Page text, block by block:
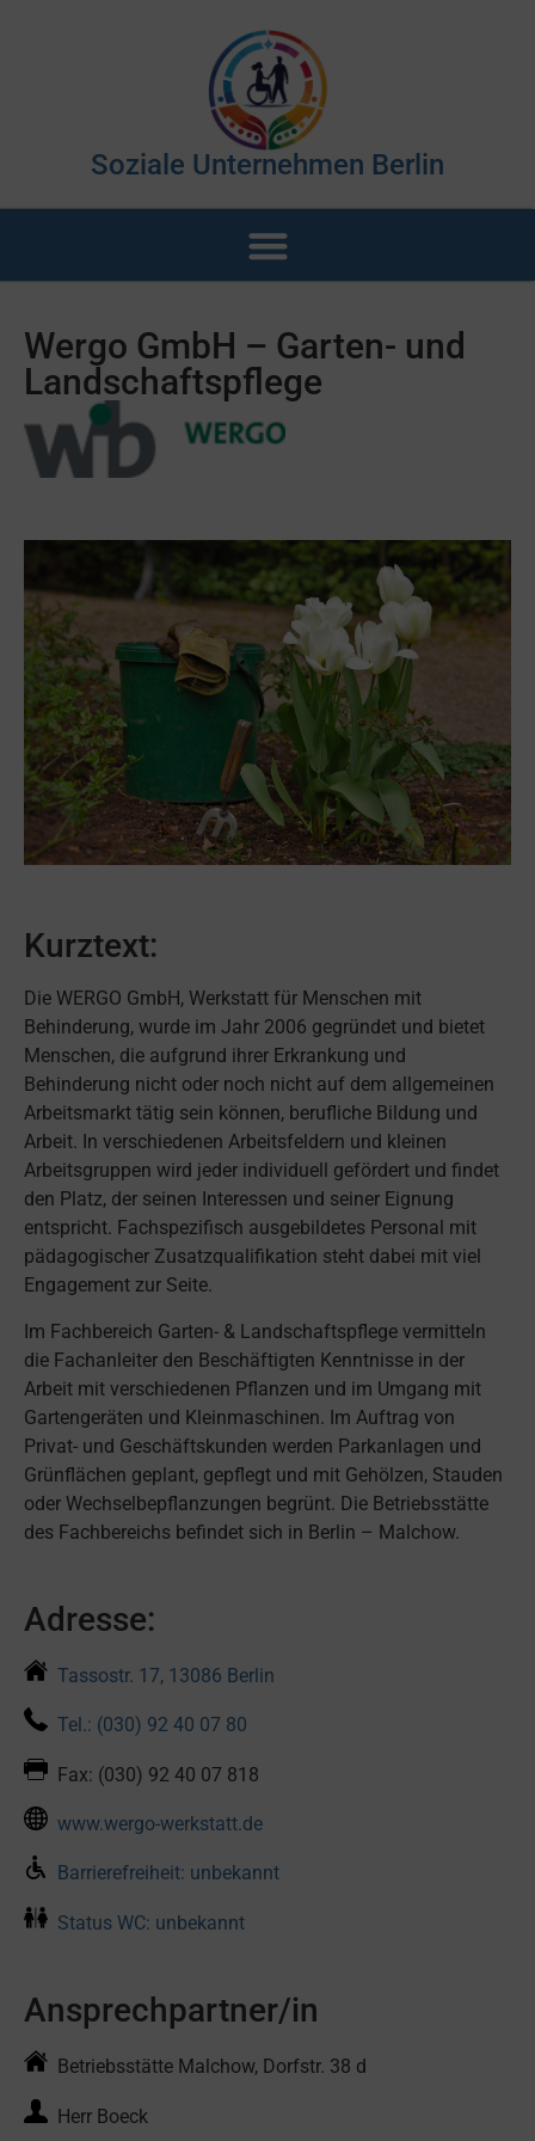
Soziale Unternehmen Berlin
Wergo GmbH – Garten- und
Landschaftspflege
Kurztext:
Die WERGO GmbH, Werkstatt für Menschen mit
Behinderung, wurde im Jahr 2006 gegründet und bietet
Menschen, die aufgrund ihrer Erkrankung und
Behinderung nicht oder noch nicht auf dem allgemeinen
Arbeitsmarkt tätig sein können, berufliche Bildung und
Arbeit. In verschiedenen Arbeitsfeldern und kleinen
Arbeitsgruppen wird jeder individuell gefördert und findet
den Platz, der seinen Interessen und seiner Eignung
entspricht. Fachspezifisch ausgebildetes Personal mit
pädagogischer Zusatzqualifikation steht dabei mit viel
Engagement zur Seite.
Im Fachbereich Garten- & Landschaftspflege vermitteln
die Fachanleiter den Beschäftigten Kenntnisse in der
Arbeit mit verschiedenen Pflanzen und im Umgang mit
Gartengeräten und Kleinmaschinen. Im Auftrag von
Privat- und Geschäftskunden werden Parkanlagen und
Grünflächen geplant, gepflegt und mit Gehölzen, Stauden
oder Wechselbepflanzungen begrünt. Die Betriebsstätte
des Fachbereichs befindet sich in Berlin – Malchow.
Adresse:
Tassostr. 17, 13086 Berlin
Tel.: (030) 92 40 07 80
Fax: (030) 92 40 07 818
www.wergo-werkstatt.de
Barrierefreiheit: unbekannt
Status WC: unbekannt
Ansprechpartner/in
Betriebsstätte Malchow, Dorfstr. 38 d
Herr Boeck